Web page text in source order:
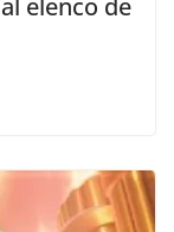
elenco de